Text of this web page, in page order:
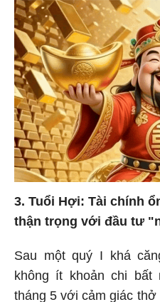
3. Tuổi Hợi: Tài chính
thận trọng với đầu tư
Sau một quý I khá
không ít khoản chi
tháng 5 với cảm giác thở